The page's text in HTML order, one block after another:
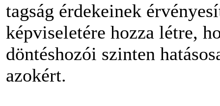
tagság érdekeinek
képviseletére hozza létre,
döntéshozói szinten
azokért.